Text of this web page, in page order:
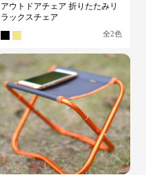
アウトドアチェア 折りたたみリ
ラックスチェア
全2色